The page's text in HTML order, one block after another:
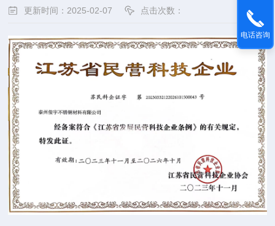
更新时间：2025-02-07 点击次数：
电话咨询